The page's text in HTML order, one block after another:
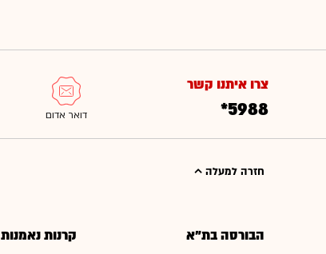
צרו איתנו קשר
*5988
חזרה למעלה
הבורסה בת"א קרנות נאמנות